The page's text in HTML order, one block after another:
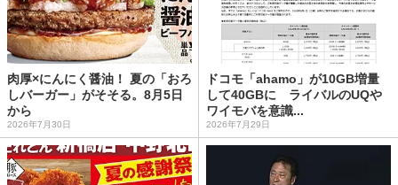
肉厚×にんにく醤油！ 夏の「おろ
しバーガー」がそそる。8月5日
から
2026年7月30日
ドコモ「ahamo」が10GB増量
して40GBに ライバルのUQや
ワイモバを意識...
2026年7月29日